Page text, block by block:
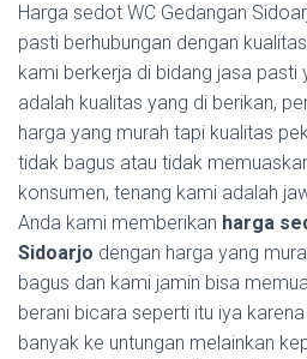
Harga sedot WC Gedangan
pasti berhubungan dengan
kami berkerja di bidang jasa pasti
adalah kualitas yang di berikan,
harga yang murah tapi kualitas
tidak bagus atau tidak
konsumen, tenang kami adalah
Anda kami memberikan harga
Sidoarjo dengan harga yang
bagus dan kami jamin bisa
berani bicara seperti itu iya
banyak ke untungan melainkan